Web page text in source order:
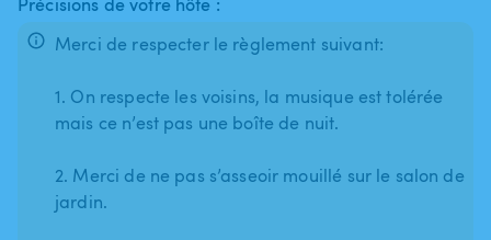
Merci de respecter le règlement suivant:
1. On respecte les voisins, la musique est tolérée
mais ce n’est pas une boîte de nuit.
2. Merci de ne pas s’asseoir mouillé sur le salon de
jardin.